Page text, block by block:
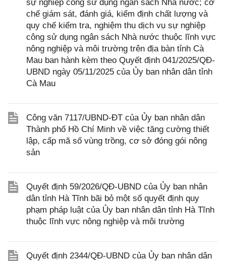
sự nghiệp công sử dụng ngân sách Nhà nước; cơ
chế giám sát, đánh giá, kiểm định chất lượng và
quy chế kiểm tra, nghiệm thu dịch vụ sự nghiệp
công sử dụng ngân sách Nhà nước thuộc lĩnh vực
nông nghiệp và môi trường trên địa bàn tỉnh Cà
Mau ban hành kèm theo Quyết định 041/2025/QĐ-
UBND ngày 05/11/2025 của Ủy ban nhân dân tỉnh
Cà Mau
Công văn 7117/UBND-ĐT của Ủy ban nhân dân
Thành phố Hồ Chí Minh về việc tăng cường thiết
lập, cấp mã số vùng trồng, cơ sở đóng gói nông
sản
Quyết định 59/2026/QĐ-UBND của Ủy ban nhân
dân tỉnh Hà Tĩnh bãi bỏ một số quyết định quy
phạm pháp luật của Ủy ban nhân dân tỉnh Hà Tĩnh
thuộc lĩnh vực nông nghiệp và môi trường
Quyết định 2344/QĐ-UBND của Ủy ban nhân dân